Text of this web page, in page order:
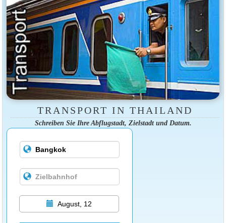
TRANSPORT IN THAILAND
Schreiben Sie Ihre Abflugstadt, Zielstadt und Datum.
August, 12